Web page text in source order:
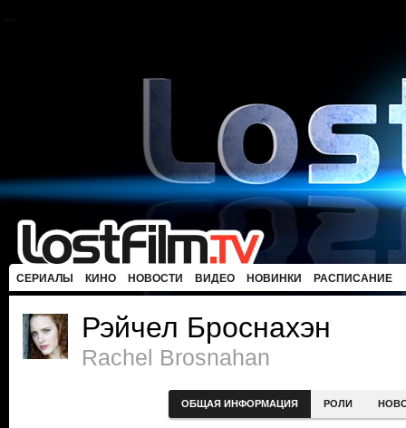
СЕРИАЛЫ КИНО НОВОСТИ ВИДЕО НОВИНКИ РАСПИСАНИЕ
Рэйчел Броснахэн
Rachel Brosnahan
ОБЩАЯ ИНФОРМАЦИЯ РОЛИ